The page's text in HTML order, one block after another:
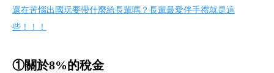
還在苦惱出國玩要帶什麼給長輩嗎？長輩最愛伴手禮就是這
些！！！
①關於8%的稅金